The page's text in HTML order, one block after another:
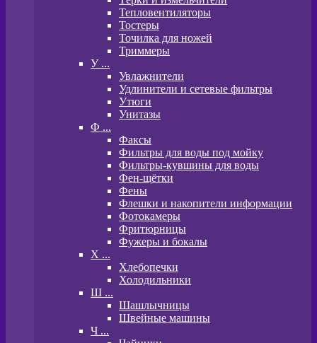
Тепловентиляторы
Тостеры
Точилка для ножей
Триммеры
У ...
Увлажнители
Удлинители и сетевые фильтры
Утюги
Унитазы
Ф ...
Факсы
Фильтры для воды под мойку
Фильтры-кувшины для воды
Фен-щётки
Фены
Флешки и накопители информации
Фотокамеры
Фритюрницы
Фужеры и бокалы
Х ...
Хлебопечки
Холодильники
Ш ...
Шашлычницы
Швейные машины
Ч ...